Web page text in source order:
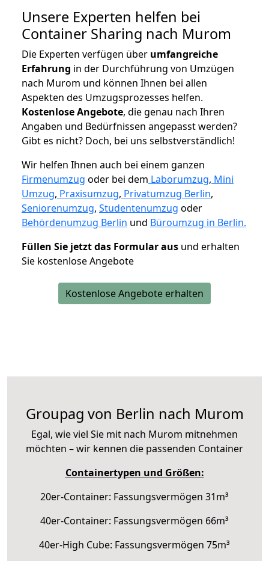
Unsere Experten helfen bei
Container Sharing nach Murom
Die Experten verfügen über umfangreiche
Erfahrung in der Durchführung von Umzügen
nach Murom und können Ihnen bei allen
Aspekten des Umzugsprozesses helfen.
Kostenlose Angebote, die genau nach Ihren
Angaben und Bedürfnissen angepasst werden?
Gibt es nicht? Doch, bei uns selbstverständlich!
Wir helfen Ihnen auch bei einem ganzen
Firmenumzug oder bei dem Laborumzug, Mini
Umzug, Praxisumzug, Privatumzug Berlin,
Seniorenumzug, Studentenumzug oder
Behördenumzug Berlin und Büroumzug in Berlin.
Füllen Sie jetzt das Formular aus und erhalten
Sie kostenlose Angebote
Kostenlose Angebote erhalten
Groupag von Berlin nach Murom
Egal, wie viel Sie mit nach Murom mitnehmen
möchten – wir kennen die passenden Container
Containertypen und Größen:
20er-Container: Fassungsvermögen 31m³
40er-Container: Fassungsvermögen 66m³
40er-High Cube: Fassungsvermögen 75m³